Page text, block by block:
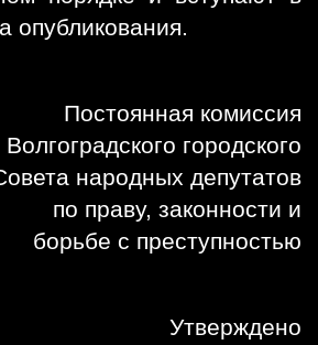
опубликования.
Постоянная комиссия
Волгоградского городского
народных депутатов
по праву, законности и
борьбе с преступностью
Утверждено